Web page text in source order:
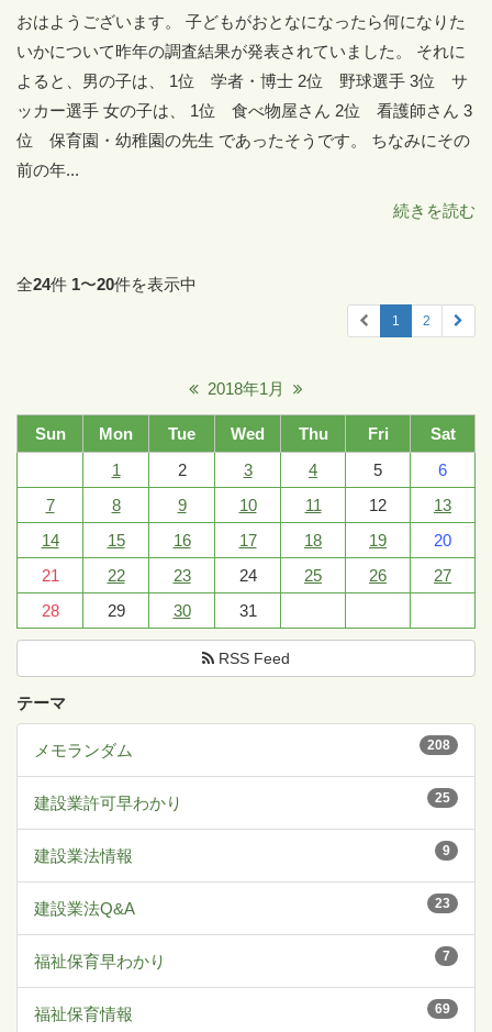
2018年1月
Sun Mon Tue Wed Thu Fri
Sat
1
2 3 4 5
6
7
8 9 10 11 12
13
14
15 16 17 18 19
20
21
22 23 24 25 26
27
28
29 30 31
RSS Feed
テーマ
208
メモランダム
25
建設業許可早わかり
9
建設業法情報
23
建設業法Q&A
7
福祉保育早わかり
69
福祉保育情報
おはようございます。 子どもがおとなになったら何になりた
いかについて昨年の調査結果が発表されていました。 それに
よると、男の子は、 1位 学者・博士 2位 野球選手 3位 サ
ッカー選手 女の子は、 1位 食べ物屋さん 2位 看護師さん 3
位 保育園・幼稚園の先生 であったそうです。 ちなみにその
前の年...
続きを読む
全24件 1〜20件を表示中
1 2